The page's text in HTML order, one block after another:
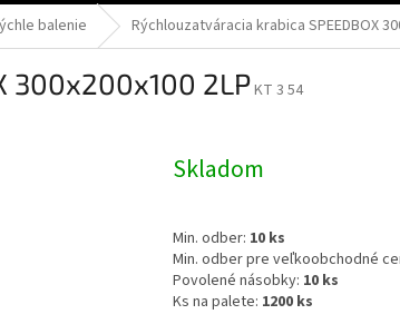
balenie Rýchlouzatváracia krabica SPEEDBOX
300x200x100 2LPKT 3 54
Skladom
Min. odber: 10 ks
Min. odber pre veľkoobchodné
Povolené násobky: 10 ks
Ks na palete: 1200 ks